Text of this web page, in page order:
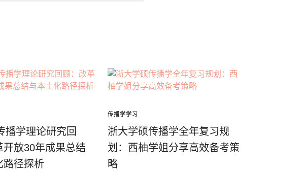
播学理论研究回
开放30年成果总结
路径探析
传播学学习
浙大学硕传播学全年复习规
划：西柚学姐分享高效备考策
略